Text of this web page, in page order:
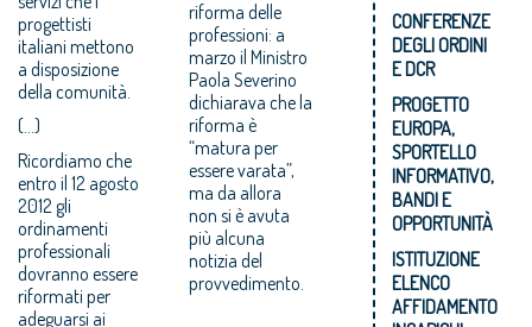
progettisti
italiani mettono
a disposizione
della comunità.
(...)
Ricordiamo che
entro il 12 agosto
2012 gli
ordinamenti
professionali
dovranno essere
riformati per
adeguarsi ai
riforma delle
professioni: a
marzo il Ministro
Paola Severino
dichiarava che la
riforma è
“matura per
essere varata”,
ma da allora
non si è avuta
più alcuna
notizia del
provvedimento.
CONFERENZE
DEGLI ORDINI
E DCR
PROGETTO
EUROPA,
SPORTELLO
INFORMATIVO,
BANDI E
OPPORTUNITÀ
ISTITUZIONE
ELENCO
AFFIDAMENTO